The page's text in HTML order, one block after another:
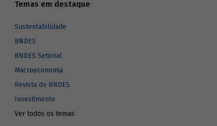
Temas em destaque
Sustentabilidade
BNDES
BNDES Setorial
Macroeconomia
Revista do BNDES
Investimento
Ver todos os temas